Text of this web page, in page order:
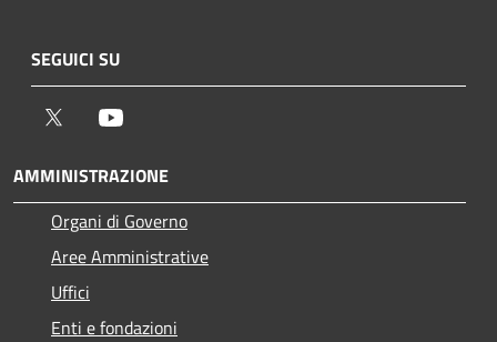
SEGUICI SU
Twitter
AMMINISTRAZIONE
Organi di Governo
Aree Amministrative
Uffici
Enti e fondazioni